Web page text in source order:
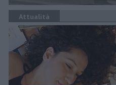
Attualità